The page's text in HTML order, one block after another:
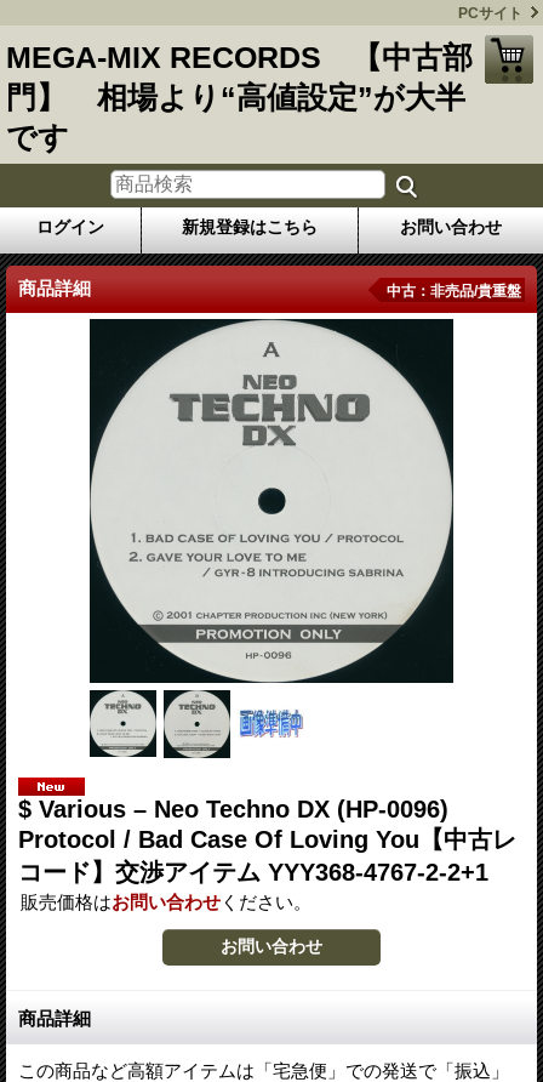
PCサイト
MEGA-MIX RECORDS 【中古部
門】 相場より“高値設定”が大半
です
ログイン 新規登録はこちら お問い合わせ
商品詳細 中古：非売品/貴重盤
$ Various – Neo Techno DX (HP-0096)
Protocol / Bad Case Of Loving You【中古レ
コード】交渉アイテム YYY368-4767-2-2+1
販売価格はお問い合わせ ください。
商品詳細
この商品など高額アイテムは「宅急便」での発送で「振込」